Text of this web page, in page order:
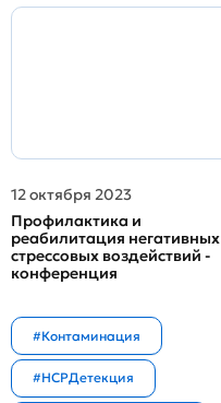
12 октября 2023
Профилактика и
реабилитация негативных
стрессовых воздействий -
конференция
#Контаминация
#HCPДетекция